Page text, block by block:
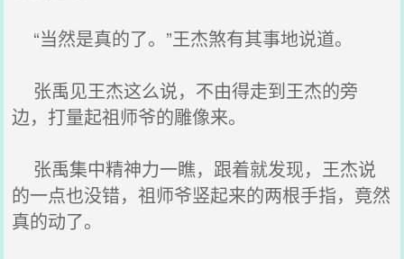
“当然是真的了。”王杰煞有其事地说道。
张禹见王杰这么说，不由得走到王杰的旁
边，打量起祖师爷的雕像来。
张禹集中精神力一瞧，跟着就发现，王杰说
的一点也没错，祖师爷竖起来的两根手指，竟然
真的动了。